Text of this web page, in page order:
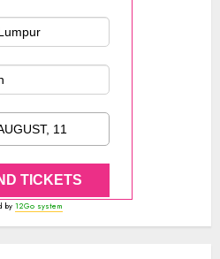
11
TICKETS
by 12Go system